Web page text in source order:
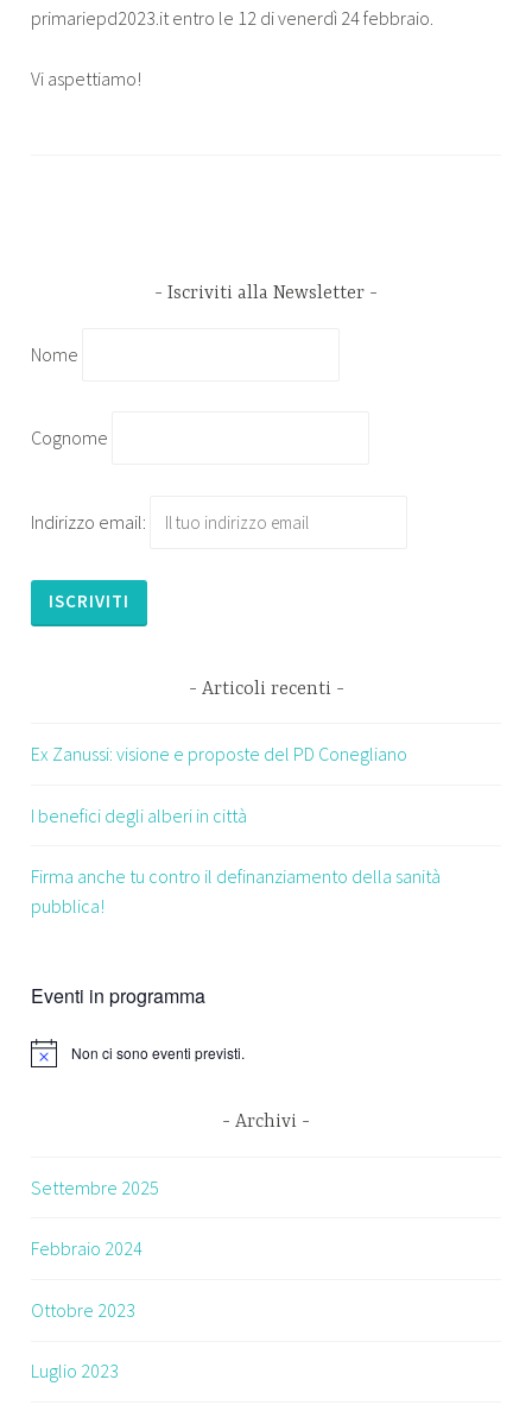
primariepd2023.it entro le 12 di venerdì 24 febbraio.
Vi aspettiamo!
Iscriviti alla Newsletter
Nome
Cognome
Indirizzo email:
Articoli recenti
Ex Zanussi: visione e proposte del PD Conegliano
I benefici degli alberi in città
Firma anche tu contro il definanziamento della sanità
pubblica!
Eventi in programma
Non ci sono eventi previsti.
Archivi
Settembre 2025
Febbraio 2024
Ottobre 2023
Luglio 2023